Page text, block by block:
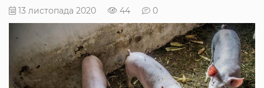
13 листопада 2020 44 0